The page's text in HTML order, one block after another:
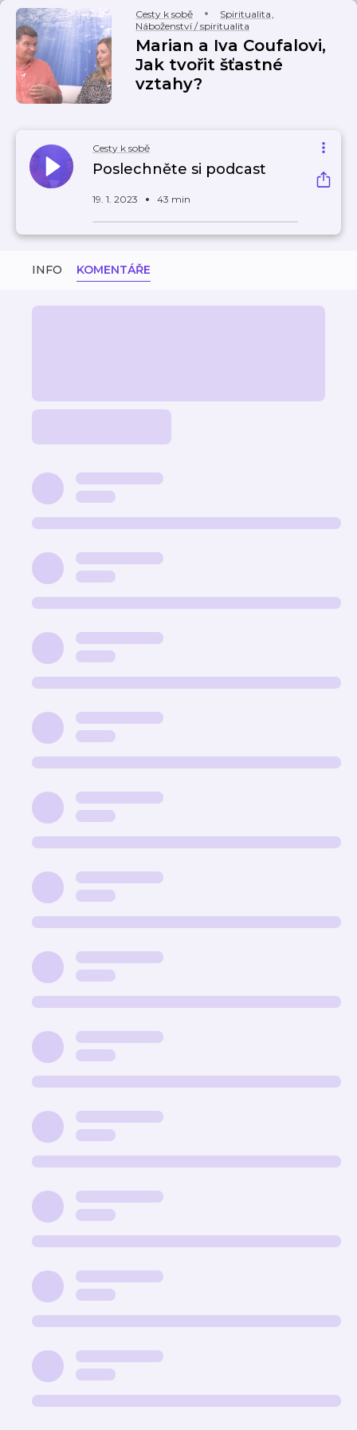
Cesty k sobě Spiritualita,
Náboženství / spiritualita
Marian a Iva Coufalovi,
Jak tvořit šťastné
vztahy?
Cesty k sobě
Poslechněte si podcast
19. 1. 2023 43 min
INFO KOMENTÁŘE